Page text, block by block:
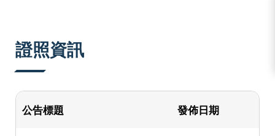
證照資訊
公告標題 發佈日期